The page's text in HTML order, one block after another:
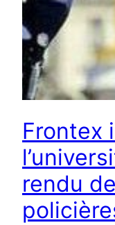
Frontex
rendu